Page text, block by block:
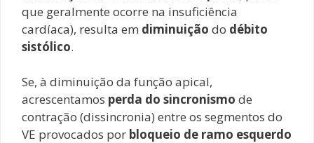
que geralmente ocorre na insuficiência
cardíaca), resulta em diminuição do débito
sistólico.
Se, à diminuição da função apical,
acrescentamos perda do sincronismo de
contração (dissincronia) entre os segmentos do
VE provocados por bloqueio de ramo esquerdo